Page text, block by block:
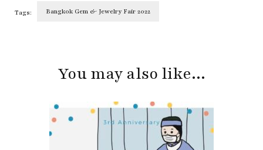
Tags: Bangkok Gem & Jewelry Fair 2022
You may also like...